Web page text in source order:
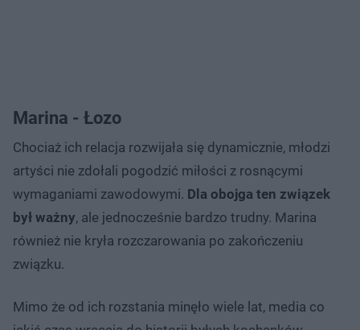
Marina - Łozo
Chociaż ich relacja rozwijała się dynamicznie, młodzi
artyści nie zdołali pogodzić miłości z rosnącymi
wymaganiami zawodowymi. Dla obojga ten związek
był ważny, ale jednocześnie bardzo trudny. Marina
również nie kryła rozczarowania po zakończeniu
związku.
Mimo że od ich rozstania minęło wiele lat, media co